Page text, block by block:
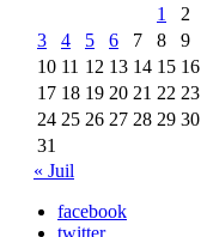
1
2
3
4 5 6 7 8
9
10 11 12 13 14 15 16
17 18 19 20 21 22 23
24 25 26 27 28 29 30
31
« Juil
facebook